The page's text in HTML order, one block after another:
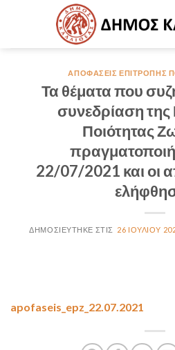
ΑΠΟΦΆΣΕΙΣ ΕΠΙΤΡΟΠΉΣ
Τα θέματα που
συνεδρίαση
Ποιότητας
22/07/2021 και οι
26 ΙΟΥΛΊΟΥ
apofaseis_epz_22.07.2021